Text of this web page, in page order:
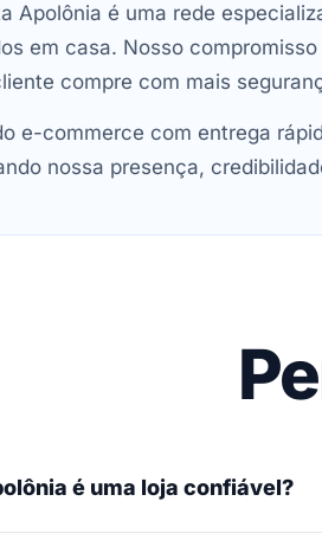
Apolônia é uma rede
em casa. Nosso
compre com mais
e-commerce com entrega
nossa presença,
é uma loja confiável?